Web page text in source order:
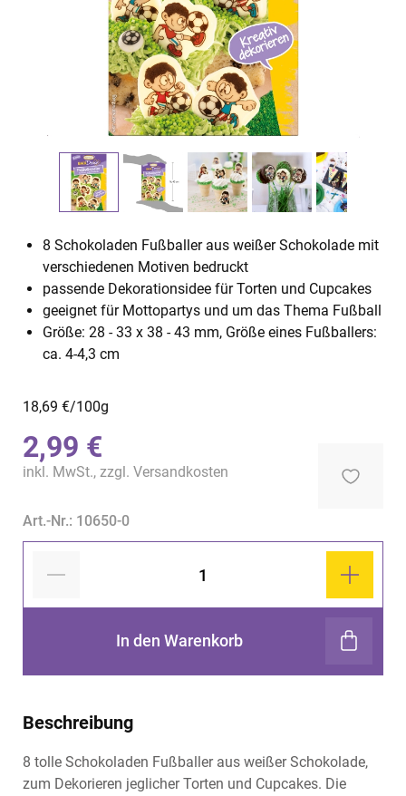
8 Schokoladen Fußballer aus weißer Schokolade mit
verschiedenen Motiven bedruckt
passende Dekorationsidee für Torten und Cupcakes
geeignet für Mottopartys und um das Thema Fußball
Größe: 28 - 33 x 38 - 43 mm, Größe eines Fußballers:
ca. 4-4,3 cm
18,69 €/100g
2,99 €
inkl. MwSt., zzgl. Versandkosten
Art.-Nr.: 10650-0
In den Warenkorb
Beschreibung
8 tolle Schokoladen Fußballer aus weißer Schokolade,
zum Dekorieren jeglicher Torten und Cupcakes. Die